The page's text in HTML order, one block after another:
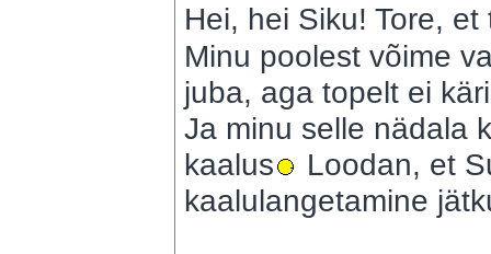
Hei, hei Siku! Tore,
Minu poolest võime
juba, aga topelt ei
Ja minu selle nädala
kaalus
Loodan, et
kaalulangetamine